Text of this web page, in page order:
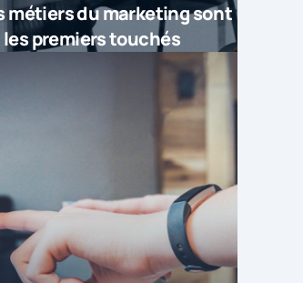
métiers du marketing sont
les premiers touchés